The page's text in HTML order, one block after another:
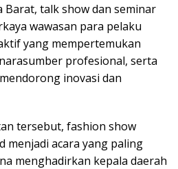
Barat, talk show dan seminar
wawasan para pelaku
yang mempertemukan
profesional, serta
inovasi dan
tersebut, fashion show
menjadi acara yang paling
menghadirkan kepala daerah